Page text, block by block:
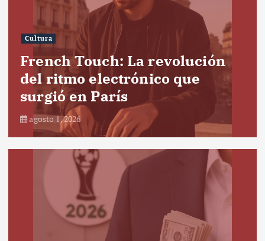
Cultura
French Touch: La revolución
del ritmo electrónico que
surgió en París
agosto 1, 2026